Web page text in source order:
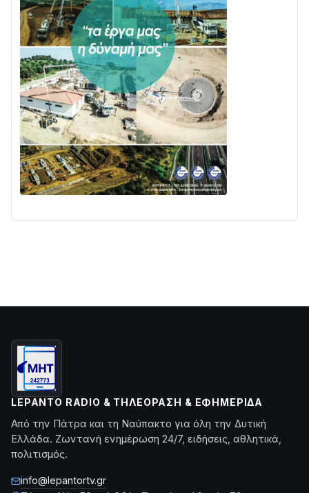
LEPANTO RADIO & ΤΗΛΕΌΡΑΣΗ & ΕΦΗΜΕΡΊΔΑ
Από την Πάτρα και τη Ναύπακτο για όλη την Δυτική
Ελλάδα. Ζωντανή ενημέρωση 24/7, ειδήσεις, αθλητικά,
πολιτισμός.
info@lepantortv.gr